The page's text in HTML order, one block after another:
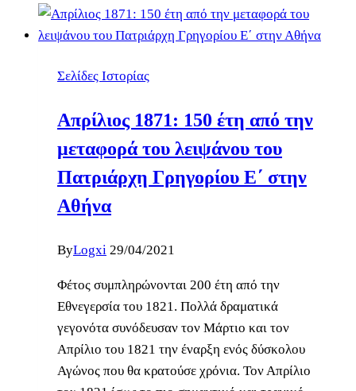
Σελίδες Ιστορίας
Απρίλιος 1871: 150 έτη από την
μεταφορά του λειψάνου του
Πατριάρχη Γρηγορίου Ε΄ στην
Αθήνα
ByLogxi 29/04/2021
Φέτος συμπληρώνονται 200 έτη από την
Εθνεγερσία του 1821. Πολλά δραματικά
γεγονότα συνόδευσαν τον Μάρτιο και τον
Απρίλιο του 1821 την έναρξη ενός δύσκολου
Αγώνος που θα κρατούσε χρόνια. Τον Απρίλιο